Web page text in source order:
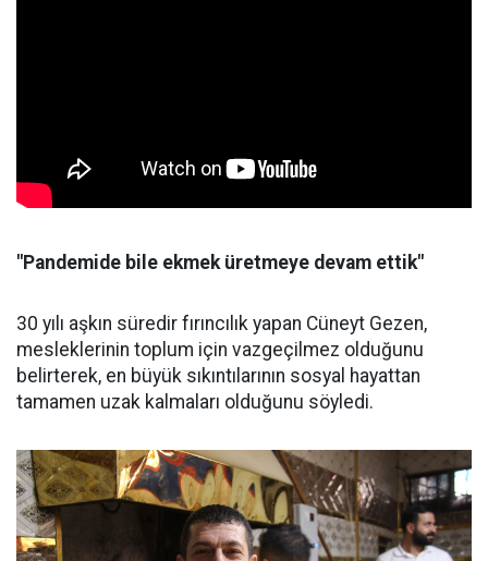
"Pandemide bile ekmek üretmeye devam ettik"
30 yılı aşkın süredir fırıncılık yapan Cüneyt Gezen,
mesleklerinin toplum için vazgeçilmez olduğunu
belirterek, en büyük sıkıntılarının sosyal hayattan
tamamen uzak kalmaları olduğunu söyledi.